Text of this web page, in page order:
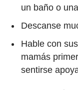
un baño o
Descanse
Hable con
mamás
sentirse